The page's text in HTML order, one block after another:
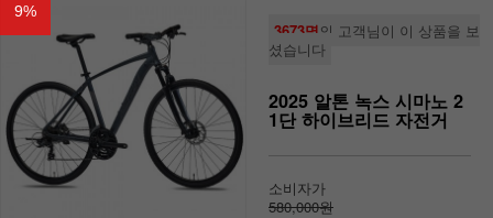
9%
3673명의 고객님이 이 상품을 보
셨습니다
2025 알톤 녹스 시마노 2
1단 하이브리드 자전거
소비자가
580,000원